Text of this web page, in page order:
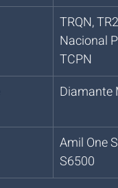
TRQN,
Nacional
TCPN
Diamante
Amil One
S6500